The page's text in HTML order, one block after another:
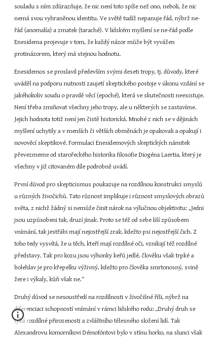
souladu s ním zdůrazňuje, že nic není toto spíše než ono, neboli, že nic
nemá svou vyhraněnou identitu. Ve světě tudíž nepanuje řád, nýbrž ne-
řád (anomalía) a zmatek (taraché). V lidském myšlení se ne-řád podle
Enesidema projevuje v tom, že každý názor může být vyvážen
protinázorem, který má stejnou hodnotu.
Enesidemos se proslavil především svými deseti tropy, tj. důvody, které
uváděl na podporu nutnosti zaujetí skeptického postoje v úkonu vzdání se
jakéhokoliv soudu o pravdě věcí (epoché), která ve skutečnosti neexistuje.
Není třeba zmiňovat všechny jeho tropy, ale u některých se zastavíme.
Jejich hodnota totiž není jen čistě historická. Mnohé z nich se v dějinách
myšlení uchytily a v menších či větších obměnách je opakovali a opakují i
novověcí skeptikové. Formulaci Enesidemových skeptických námitek
převezmeme od starořeckého historika filosofie Diogéna Laertia, který je
všechny v již citovaném díle podrobně uvádí.
První důvod pro skepticismus poukazuje na rozdílnou konstrukci smyslů
u různých živočichů. Tato různost implikuje i různost smyslových obrazů
světa, z nichž žádný si nemůže činit nárok na výlučnou objektivitu: „Jedni
jsou uzpůsobeni tak, druzí jinak. Proto se též od sebe liší způsobem
vnímání, tak jestřábi mají nejostřejší zrak, kdežto psi nejostřejší čich. Z
toho tedy vysvítá, že u těch, kteří mají rozdílné oči, vznikají též rozdílné
představy. Tak pro kozu jsou výhonky keřů jedlé, člověku však trpké a
bolehlav je pro křepelku výživný, kdežto pro člověka smrtonosný, svině
žere i výkaly, kůň však ne.“
Druhý důvod se nesoustředí na rozdílnosti v živočišné říši, nýbrž na
diferenciaci schopností vnímání v rámci lidského rodu: „Druhý druh se
týká rozdílné přirozenosti a zvláštního tělesného složení lidí. Tak
Alexandrovu komorníkovi Démofóntovi bylo v stínu horko, na slunci však